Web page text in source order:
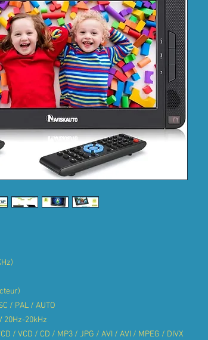
/ PAL / AUTO
20Hz-20kHz
/ VCD / CD / MP3 / JPG / AVI / AVI / MPEG / DIVX